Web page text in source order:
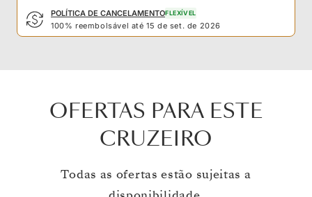
POLÍTICA DE CANCELAMENTOFLEXÍVEL
100% reembolsável até 15 de set. de 2026
OFERTAS PARA ESTE
CRUZEIRO
Todas as ofertas estão sujeitas a